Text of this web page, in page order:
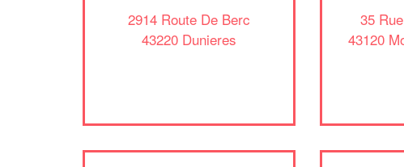
2914 Route De Berc
43220 Dunieres
35
43120